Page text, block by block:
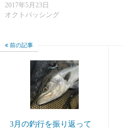
2017年5月23日
オクトパッシング
前の記事
3月の釣行を振り返って